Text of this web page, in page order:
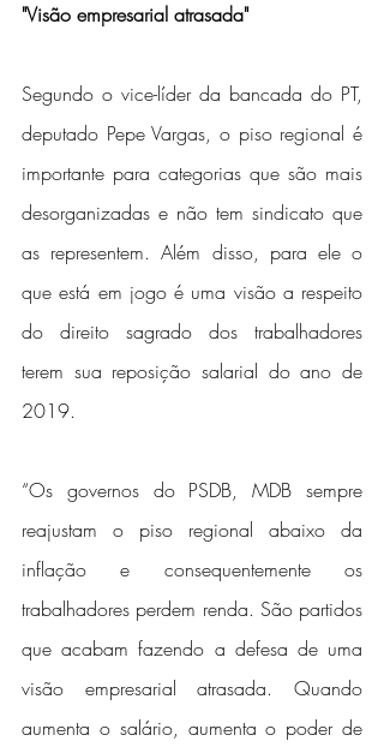
"Visão empresarial atrasada"
Segundo o vice-líder da bancada do PT,
deputado Pepe Vargas, o piso regional é
importante para categorias que são mais
desorganizadas e não tem sindicato que
as representem. Além disso, para ele o
que está em jogo é uma visão a respeito
do direito sagrado dos trabalhadores
terem sua reposição salarial do ano de
2019.
“Os governos do PSDB, MDB sempre
reajustam o piso regional abaixo da
inflação e consequentemente os
trabalhadores perdem renda. São partidos
que acabam fazendo a defesa de uma
visão empresarial atrasada. Quando
aumenta o salário, aumenta o poder de